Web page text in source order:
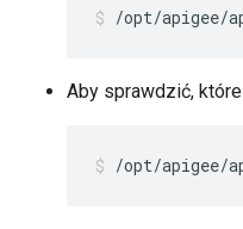
/opt/apigee/
Aby sprawdzić,
/opt/apigee/